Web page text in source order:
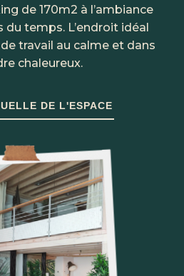
de 170m2 à l’ambiance
temps. L’endroit idéal
travail au calme et dans
chaleureux.
DE L'ESPACE